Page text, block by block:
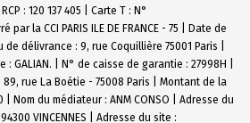
: 120 137 405 | Carte T : N°
par la CCI PARIS ILE DE FRANCE - 75 | Date de
délivrance : 9, rue Coquillière 75001 Paris |
GALIAN. | N° de caisse de garantie : 27998H |
rue La Boétie - 75008 Paris | Montant de la
Nom du médiateur : ANM CONSO | Adresse du
VINCENNES | Adresse du site :